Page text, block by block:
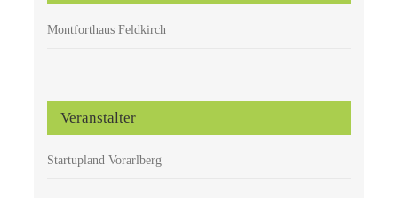
Montforthaus Feldkirch
Veranstalter
Startupland Vorarlberg